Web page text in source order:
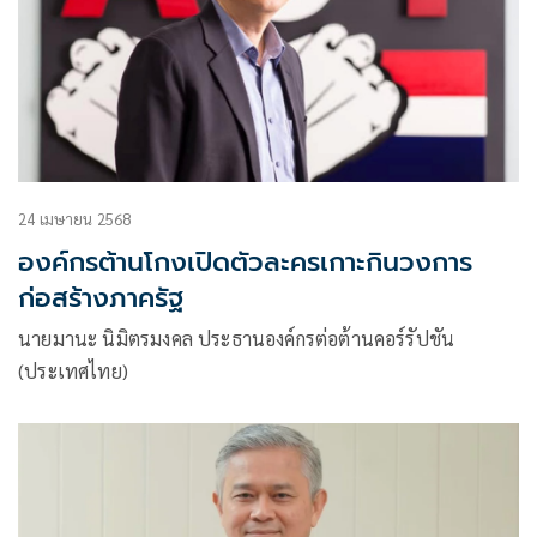
24 เมษายน 2568
องค์กรต้านโกงเปิดตัวละครเกาะกินวงการ
ก่อสร้างภาครัฐ
นายมานะ นิมิตรมงคล ประธานองค์กรต่อต้านคอร์รัปชัน
(ประเทศไทย)